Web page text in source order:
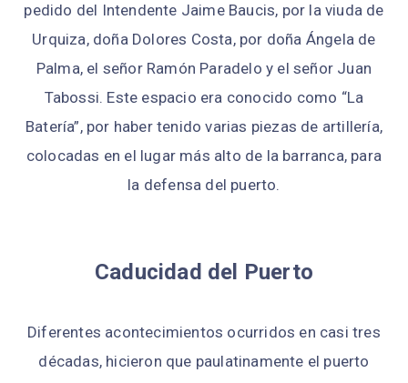
pedido del Intendente Jaime Baucis, por la viuda de
Urquiza, doña Dolores Costa, por doña Ángela de
Palma, el señor Ramón Paradelo y el señor Juan
Tabossi. Este espacio era conocido como “La
Batería”, por haber tenido varias piezas de artillería,
colocadas en el lugar más alto de la barranca, para
la defensa del puerto.
Caducidad del Puerto
Diferentes acontecimientos ocurridos en casi tres
décadas, hicieron que paulatinamente el puerto